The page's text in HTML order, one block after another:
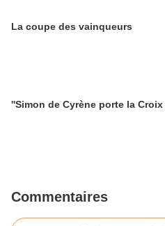
La coupe des vainqueurs
''Simon de Cyrène porte la
Commentaires